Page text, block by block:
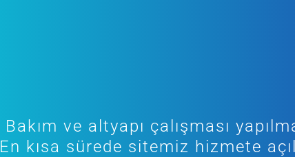
Bakım ve altyapı çalışması
En kısa sürede sitemiz hizmete